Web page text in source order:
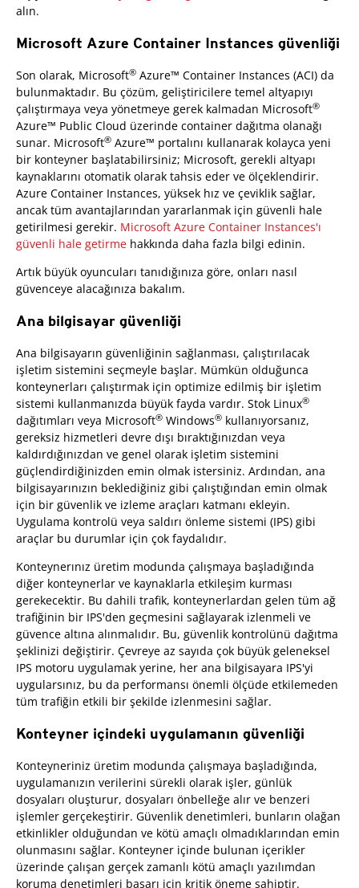
alın.
Microsoft Azure Container Instances güvenliği
Son olarak, Microsoft® Azure™ Container Instances (ACI) da
bulunmaktadır. Bu çözüm, geliştiricilere temel altyapıyı
çalıştırmaya veya yönetmeye gerek kalmadan Microsoft®
Azure™ Public Cloud üzerinde container dağıtma olanağı
sunar. Microsoft® Azure™ portalını kullanarak kolayca yeni
bir konteyner başlatabilirsiniz; Microsoft, gerekli altyapı
kaynaklarını otomatik olarak tahsis eder ve ölçeklendirir.
Azure Container Instances, yüksek hız ve çeviklik sağlar,
ancak tüm avantajlarından yararlanmak için güvenli hale
getirilmesi gerekir. Microsoft Azure Container Instances'ı
güvenli hale getirme hakkında daha fazla bilgi edinin.
Artık büyük oyuncuları tanıdığınıza göre, onları nasıl
güvenceye alacağınıza bakalım.
Ana bilgisayar güvenliği
Ana bilgisayarın güvenliğinin sağlanması, çalıştırılacak
işletim sistemini seçmeyle başlar. Mümkün olduğunca
konteynerları çalıştırmak için optimize edilmiş bir işletim
sistemi kullanmanızda büyük fayda vardır. Stok Linux®
dağıtımları veya Microsoft® Windows® kullanıyorsanız,
gereksiz hizmetleri devre dışı bıraktığınızdan veya
kaldırdığınızdan ve genel olarak işletim sistemini
güçlendirdiğinizden emin olmak istersiniz. Ardından, ana
bilgisayarınızın beklediğiniz gibi çalıştığından emin olmak
için bir güvenlik ve izleme araçları katmanı ekleyin.
Uygulama kontrolü veya saldırı önleme sistemi (IPS) gibi
araçlar bu durumlar için çok faydalıdır.
Konteynerınız üretim modunda çalışmaya başladığında
diğer konteynerlar ve kaynaklarla etkileşim kurması
gerekecektir. Bu dahili trafik, konteynerlardan gelen tüm ağ
trafiğinin bir IPS'den geçmesini sağlayarak izlenmeli ve
güvence altına alınmalıdır. Bu, güvenlik kontrolünü dağıtma
şeklinizi değiştirir. Çevreye az sayıda çok büyük geleneksel
IPS motoru uygulamak yerine, her ana bilgisayara IPS'yi
uygularsınız, bu da performansı önemli ölçüde etkilemeden
tüm trafiğin etkili bir şekilde izlenmesini sağlar.
Konteyner içindeki uygulamanın güvenliği
Konteyneriniz üretim modunda çalışmaya başladığında,
uygulamanızın verilerini sürekli olarak işler, günlük
dosyaları oluşturur, dosyaları önbelleğe alır ve benzeri
işlemler gerçekeştirir. Güvenlik denetimleri, bunların olağan
etkinlikler olduğundan ve kötü amaçlı olmadıklarından emin
olunmasını sağlar. Konteyner içinde bulunan içerikler
üzerinde çalışan gerçek zamanlı kötü amaçlı yazılımdan
koruma denetimleri başarı için kritik öneme sahiptir.